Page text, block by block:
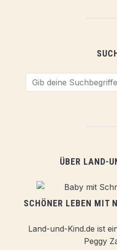
ÜBER LAND-
SCHÖNER LEBEN MIT
Land-und-Kind.de ist
Peggy